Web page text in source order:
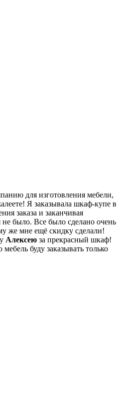
для изготовления мебели,
Я заказывала шкаф-купе в
заказа и заканчивая
было. Все было сделано очень
же мне ещё скидку сделали!
Алексею за прекрасный шкаф!
буду заказывать только